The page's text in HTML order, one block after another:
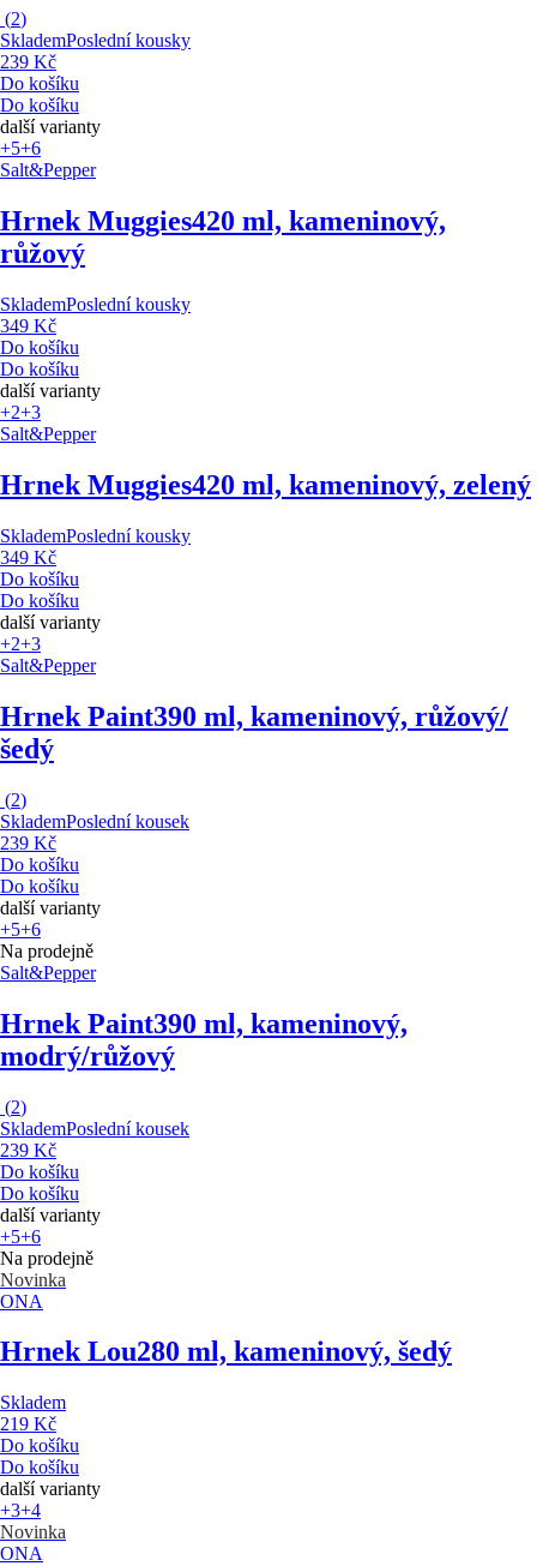
(2)
SklademPoslední kousky
239 Kč
Do košíku
Do košíku
další varianty
+5+6
Salt&Pepper
Hrnek Muggies420 ml, kameninový,
růžový
SklademPoslední kousky
349 Kč
Do košíku
Do košíku
další varianty
+2+3
Salt&Pepper
Hrnek Muggies420 ml, kameninový, zelený
SklademPoslední kousky
349 Kč
Do košíku
Do košíku
další varianty
+2+3
Salt&Pepper
Hrnek Paint390 ml, kameninový, růžový/
šedý
(2)
SklademPoslední kousek
239 Kč
Do košíku
Do košíku
další varianty
+5+6
Na prodejně
Salt&Pepper
Hrnek Paint390 ml, kameninový,
modrý/růžový
(2)
SklademPoslední kousek
239 Kč
Do košíku
Do košíku
další varianty
+5+6
Na prodejně
Novinka
ONA
Hrnek Lou280 ml, kameninový, šedý
Skladem
219 Kč
Do košíku
Do košíku
další varianty
+3+4
Novinka
ONA